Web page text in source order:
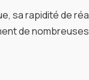
sa rapidité de
de